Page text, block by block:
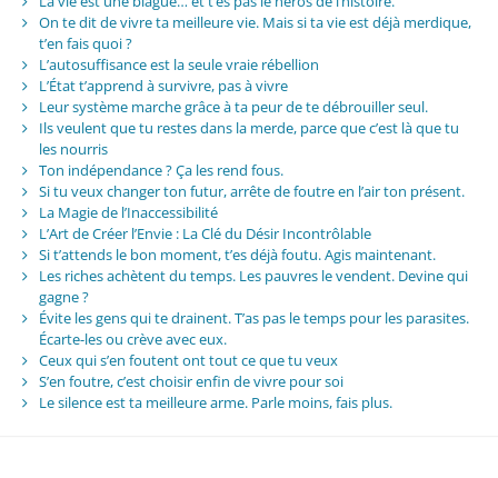
On te dit de vivre ta meilleure vie. Mais si ta vie est déjà merdique,
t’en fais quoi ?
L’autosuffisance est la seule vraie rébellion
L’État t’apprend à survivre, pas à vivre
Leur système marche grâce à ta peur de te débrouiller seul.
Ils veulent que tu restes dans la merde, parce que c’est là que tu
les nourris
Ton indépendance ? Ça les rend fous.
Si tu veux changer ton futur, arrête de foutre en l’air ton présent.
La Magie de l’Inaccessibilité
L’Art de Créer l’Envie : La Clé du Désir Incontrôlable
Si t’attends le bon moment, t’es déjà foutu. Agis maintenant.
Les riches achètent du temps. Les pauvres le vendent. Devine qui
gagne ?
Évite les gens qui te drainent. T’as pas le temps pour les parasites.
Écarte-les ou crève avec eux.
Ceux qui s’en foutent ont tout ce que tu veux
S’en foutre, c’est choisir enfin de vivre pour soi
Le silence est ta meilleure arme. Parle moins, fais plus.